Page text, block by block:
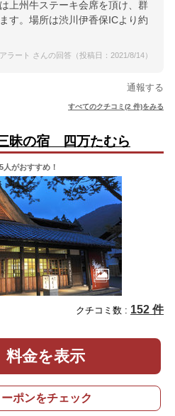
上州牛ステーキ会席を頂け、群
す。場所は渋川伊香保ICより約
アラート さんの回答（投稿日：2021/8/14）
通報する
すべてのクチコミ(2 件)をみる
昧の宿 四万たむら
人がおすすめ！
クチコミ数 : 152 件
料金を表示
ポンをチェック